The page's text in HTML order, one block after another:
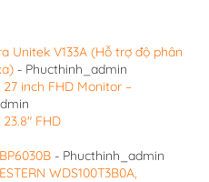
Unitek V133A (Hỗ trợ độ phân
- Phucthinh_admin
inch FHD Monitor –
FHD
- Phucthinh_admin
WDS100T3B0A,